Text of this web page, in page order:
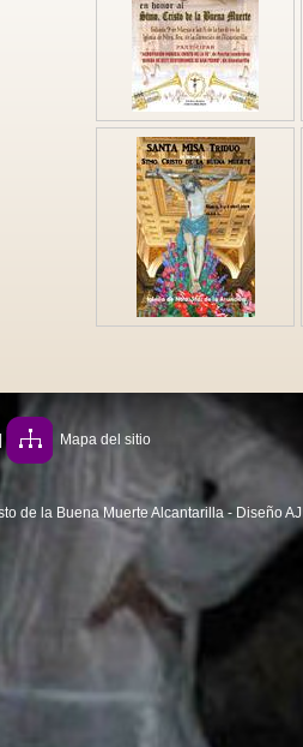
Mapa del sitio
de la Buena Muerte Alcantarilla - Diseño